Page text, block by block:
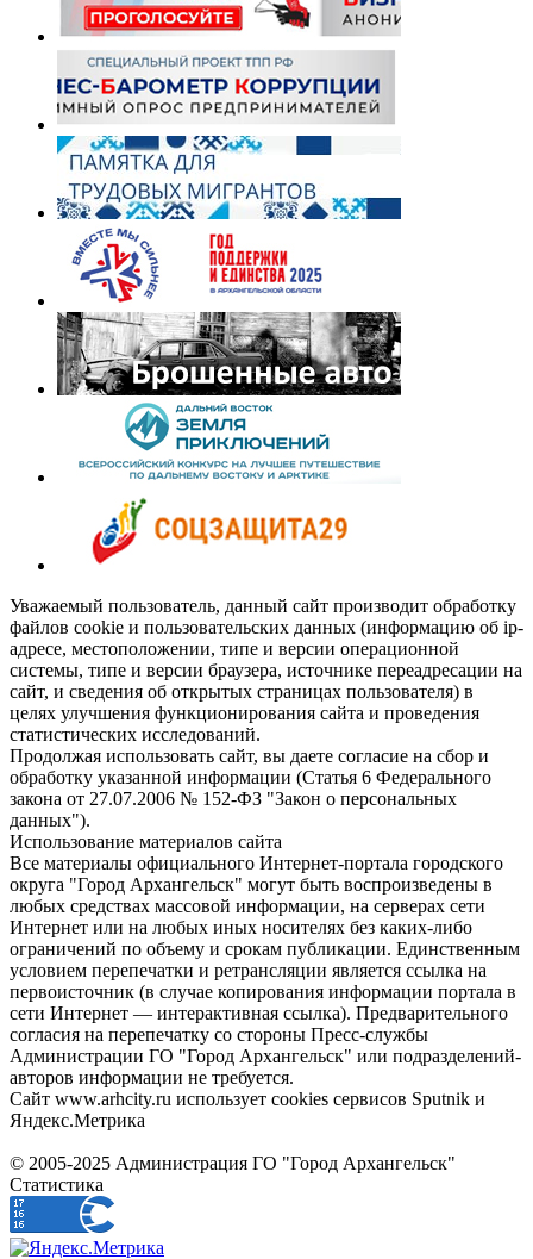
Уважаемый пользователь, данный сайт производит обработку
файлов cookie и пользовательских данных (информацию об ip-
адресе, местоположении, типе и версии операционной
системы, типе и версии браузера, источнике переадресации на
сайт, и сведения об открытых страницах пользователя) в
целях улучшения функционирования сайта и проведения
статистических исследований.
Продолжая использовать сайт, вы даете согласие на сбор и
обработку указанной информации (Статья 6 Федерального
закона от 27.07.2006 № 152-ФЗ "Закон о персональных
данных").
Использование материалов сайта
Все материалы официального Интернет-портала городского
округа "Город Архангельск" могут быть воспроизведены в
любых средствах массовой информации, на серверах сети
Интернет или на любых иных носителях без каких-либо
ограничений по объему и срокам публикации. Единственным
условием перепечатки и ретрансляции является ссылка на
первоисточник (в случае копирования информации портала в
сети Интернет — интерактивная ссылка). Предварительного
согласия на перепечатку со стороны Пресс-службы
Администрации ГО "Город Архангельск" или подразделений-
авторов информации не требуется.
Сайт www.arhcity.ru использует cookies сервисов Sputnik и
Яндекс.Метрика
© 2005-2025 Администрация ГО "Город Архангельск"
Статистика